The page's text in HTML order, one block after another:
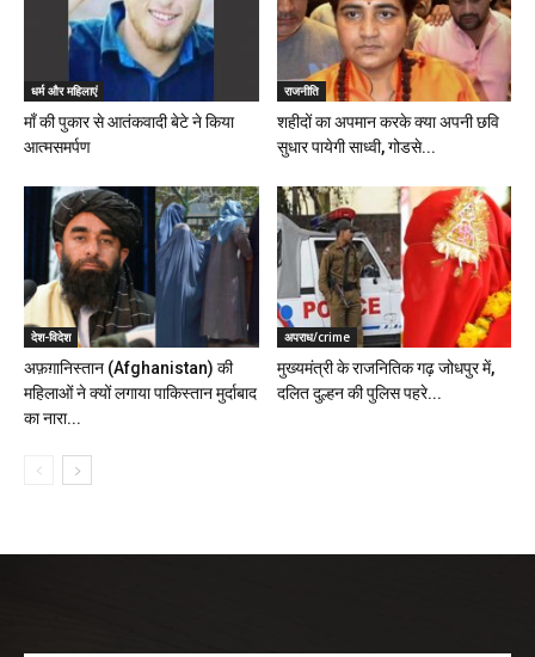
धर्म और महिलाएं
माँ की पुकार से आतंकवादी बेटे ने किया
आत्मसमर्पण
राजनीति
शहीदों का अपमान करके क्या अपनी छवि
सुधार पायेगी साध्वी, गोडसे...
देश-विदेश
अफ़ग़ानिस्तान (Afghanistan) की
महिलाओं ने क्यों लगाया पाकिस्तान मुर्दाबाद
का नारा...
अपराध/crime
मुख्यमंत्री के राजनितिक गढ़ जोधपुर में,
दलित दुल्हन की पुलिस पहरे...